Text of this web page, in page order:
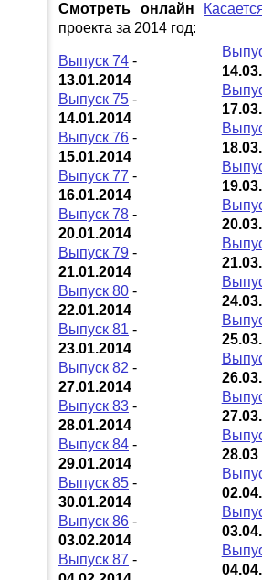
Смотреть онлайн
проекта за 2014 год:
Выпуск 74 -
13.01.2014
Выпуск 75 -
14.01.2014
Выпуск 76 -
15.01.2014
Выпуск 77 -
16.01.2014
Выпуск 78 -
20.01.2014
Выпуск 79 -
21.01.2014
Выпуск 80 -
22.01.2014
Выпуск 81 -
23.01.2014
Выпуск 82 -
27.01.2014
Выпуск 83 -
28.01.2014
Выпуск 84 -
29.01.2014
Выпуск 85 -
30.01.2014
Выпуск 86 -
03.02.2014
Выпуск 87 -
28.03